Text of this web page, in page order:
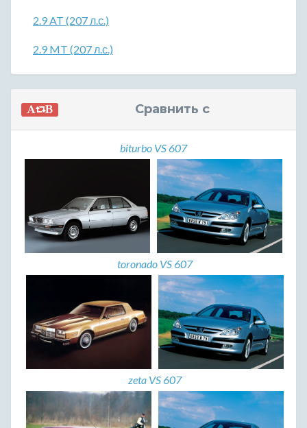
2.9 AT (207 л.с.)
2.9 MT (207 л.с.)
Сравнить с
biturbo VS 607
toronado VS 607
zeta VS 607